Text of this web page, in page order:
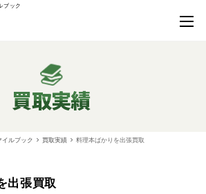
ブック
買取実績
ルブック 買取実績 料理本ばかりを出張買取
出張買取